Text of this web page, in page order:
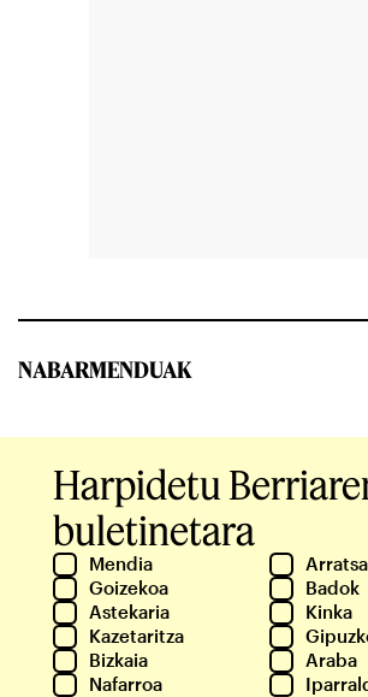
NABARMENDUAK
Harpidetu
buletinetara
Mendia
Goizekoa
Badok
Astekaria
Kinka
Kazetaritza
Bizkaia
Araba
Nafarroa